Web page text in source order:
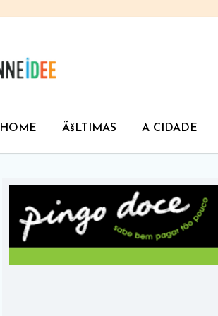
HOME ÃšLTIMAS A CIDADE